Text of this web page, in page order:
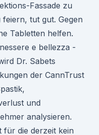
Fassade zu
tut gut. Gegen
Tabletten helfen.
e bellezza -
Dr. Sabets
der CannTrust
und
analysieren.
für die derzeit kein